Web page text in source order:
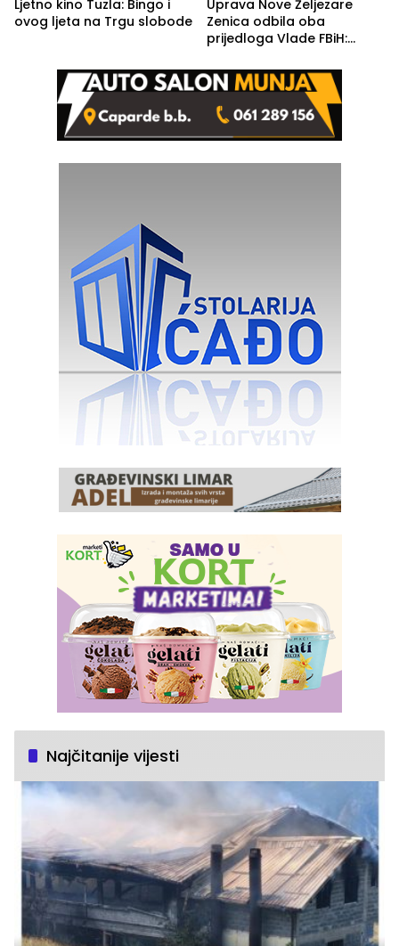
Ljetno kino Tuzla: Bingo i
ovog ljeta na Trgu slobode
Uprava Nove Željezare
Zenica odbila oba
prijedloga Vlade FBiH:
rješenje
Najčitanije vijesti